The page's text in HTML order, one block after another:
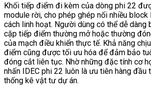
Khối tiếp điểm đi kèm của dòng phi 22
module rời, cho phép ghép nối nhiều block
cách linh hoạt. Người dùng có thể dễ dàng
cặp tiếp điểm thường mở hoặc thường
của mạch điều khiển thực tế. Khả năng
điểm cũng được tối ưu hóa để đảm bảo
đóng cắt liên tục. Nhờ những đặc tính cơ
nhấn IDEC phi 22 luôn là ưu tiên hàng đầu
thống kê vật tư dự án.